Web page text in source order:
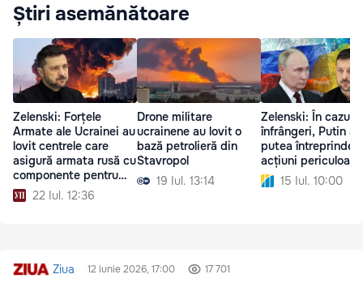
Știri asemănătoare
Zelenski: Forțele
Armate ale Ucrainei au
lovit centrele care
asigură armata rusă cu
componente pentru
drone22 Iul. 12:36
Drone militare
ucrainene au lovit o
bază petrolieră din
Stavropol
19 Iul. 13:14
Zelenski: În cazul
înfrângeri, Putin ar
putea întreprinde
acțiuni periculoase
15 Iul. 10:00
Ziua 12 iunie 2026, 17:00 17 701